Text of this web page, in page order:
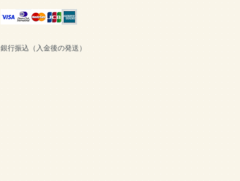
銀行振込（入金後の発送）